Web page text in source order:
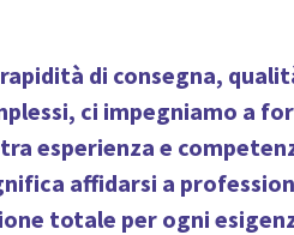
di consegna,
ci impegniamo a
esperienza e
affidarsi a
totale per ogni